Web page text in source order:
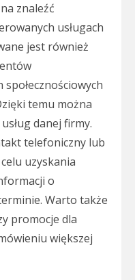
znaleźć
usługach
jest również
temu można
danej firmy.
telefoniczny lub
uzyskania
o
Warto także
promocje dla
większej